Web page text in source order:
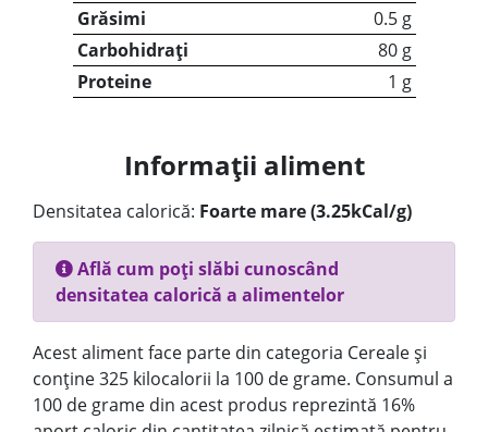
Grăsimi
0.5 g
Carbohidrați
80 g
Proteine
1 g
Informații aliment
Densitatea calorică: Foarte mare (3.25kCal/g)
Află cum poți slăbi cunoscând
densitatea calorică a alimentelor
Acest aliment face parte din categoria Cereale și
conține 325 kilocalorii la 100 de grame. Consumul a
100 de grame din acest produs reprezintă 16%